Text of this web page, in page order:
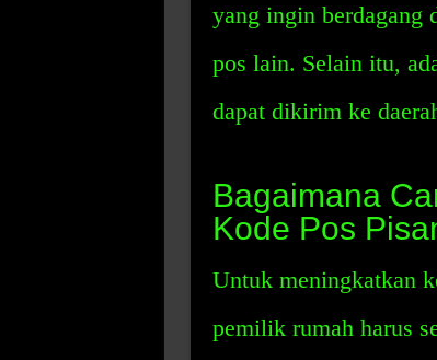
yang ingin berdagang
pos lain. Selain itu,
dapat dikirim ke
Bagaimana
Kode Pos
Untuk meningkatkan
pemilik rumah harus